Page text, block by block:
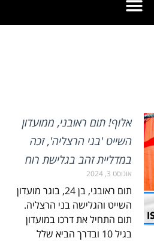
אלוף! תום ראובני, ממועדון
השייט 'בני הרצליה', זכה
במדליית זהב בגלישת רוח
אוגוסט 3, 2024
תום ראובני, בן 24, בוגר מועדון
השייט והגלישה בני הרצליה.
תום התחיל את דרכו במועדון
בגיל 10 ובדרך הביא שלל